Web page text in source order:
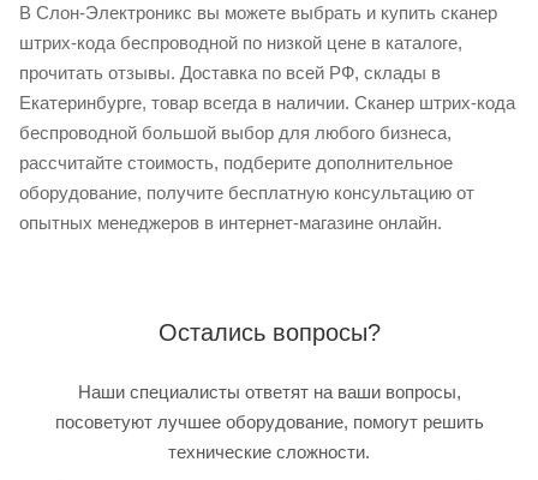
В Слон-Электроникс вы можете выбрать и купить сканер
штрих-кода беспроводной по низкой цене в каталоге,
прочитать отзывы. Доставка по всей РФ, склады в
Екатеринбурге, товар всегда в наличии. Сканер штрих-кода
беспроводной большой выбор для любого бизнеса,
рассчитайте стоимость, подберите дополнительное
оборудование, получите бесплатную консультацию от
опытных менеджеров в интернет-магазине онлайн.
Остались вопросы?
Наши специалисты ответят на ваши вопросы,
посоветуют лучшее оборудование, помогут решить
технические сложности.